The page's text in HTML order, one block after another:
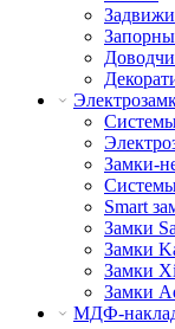
Задвижи
Замки-
Smart
Замки
Замки
Замки
Замки
МДФ-